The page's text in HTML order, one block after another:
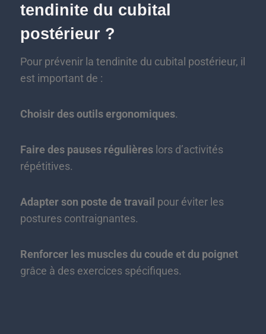
tendinite du cubital
postérieur ?
Pour prévenir la tendinite du cubital postérieur, il
est important de :
Choisir des outils ergonomiques.
Faire des pauses régulières lors d’activités
répétitives.
Adapter son poste de travail pour éviter les
postures contraignantes.
Renforcer les muscles du coude et du poignet
grâce à des exercices spécifiques.